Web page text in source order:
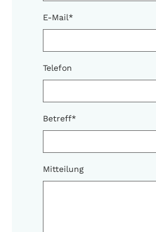
E-Mail*
Telefon
Betreff*
Mitteilung